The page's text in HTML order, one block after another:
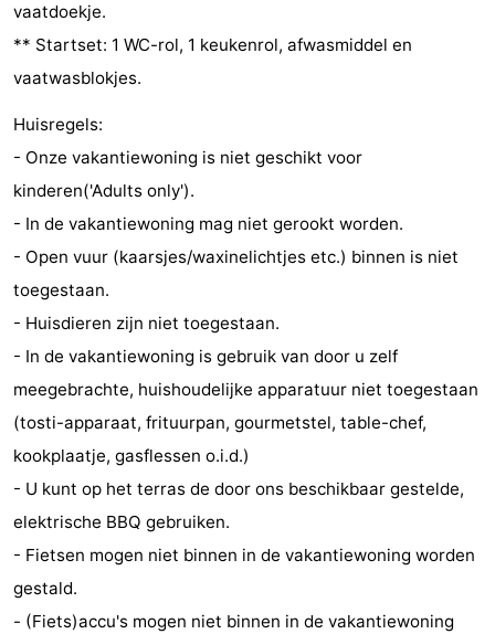
vaatdoekje.
** Startset: 1 WC-rol, 1 keukenrol, afwasmiddel en
vaatwasblokjes.
Huisregels:
- Onze vakantiewoning is niet geschikt voor
kinderen('Adults only').
- In de vakantiewoning mag niet gerookt worden.
- Open vuur (kaarsjes/waxinelichtjes etc.) binnen is niet
toegestaan.
- Huisdieren zijn niet toegestaan.
- In de vakantiewoning is gebruik van door u zelf
meegebrachte, huishoudelijke apparatuur niet toegestaan
(tosti-apparaat, frituurpan, gourmetstel, table-chef,
kookplaatje, gasflessen o.i.d.)
- U kunt op het terras de door ons beschikbaar gestelde,
elektrische BBQ gebruiken.
- Fietsen mogen niet binnen in de vakantiewoning worden
gestald.
- (Fiets)accu's mogen niet binnen in de vakantiewoning